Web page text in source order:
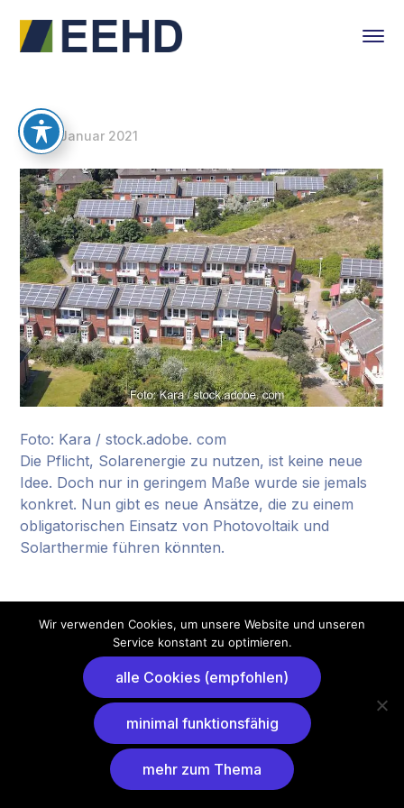
26. Januar 2021
Foto: Kara / stock.adobe. com
Die Pflicht, Solarenergie zu nutzen, ist keine neue
Idee. Doch nur in geringem Maße wurde sie jemals
konkret. Nun gibt es neue Ansätze, die zu einem
obligatorischen Einsatz von Photovoltaik und
Solarthermie führen könnten.
Wir verwenden Cookies, um unsere Website und unseren
Service konstant zu optimieren.
alle Cookies (empfohlen)
minimal funktionsfähig
mehr zum Thema